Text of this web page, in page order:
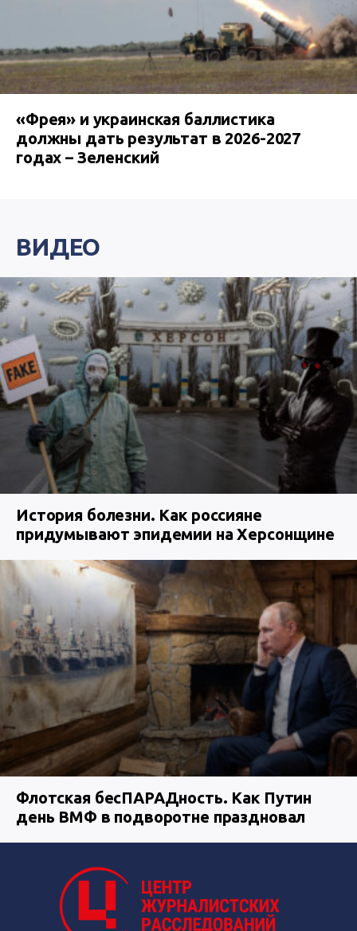
«Фрея» и украинская баллистика
должны дать результат в 2026-2027
годах – Зеленский
ВИДЕО
История болезни. Как россияне
придумывают эпидемии на Херсонщине
Флотская бесПАРАДность. Как Путин
день ВМФ в подворотне праздновал